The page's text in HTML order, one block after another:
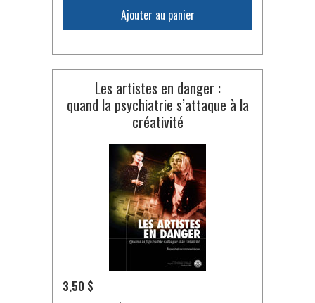
Ajouter au panier
Les artistes en danger :
quand la psychiatrie s’attaque à la
créativité
3,50 $